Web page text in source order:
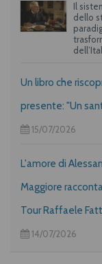
Il
dello
Un libro che
presente: "Un
15/07/2026
L'amore di
Maggiore
Tour Raffaele
14/07/2026